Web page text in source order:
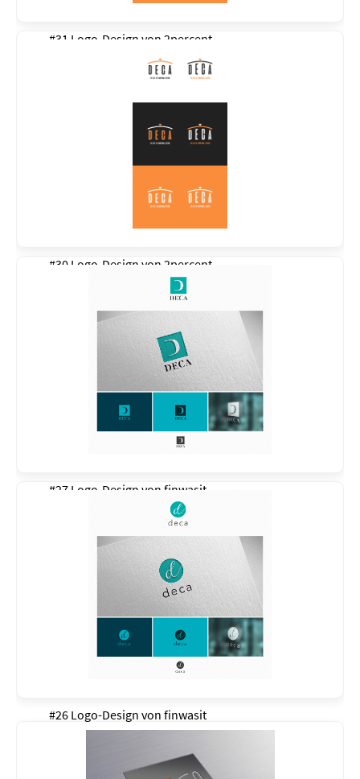
#31 Logo-Design von 2percent
#30 Logo-Design von 2percent
#27 Logo-Design von finwasit
#26 Logo-Design von finwasit